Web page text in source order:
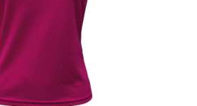
producto
variantes.
opciones